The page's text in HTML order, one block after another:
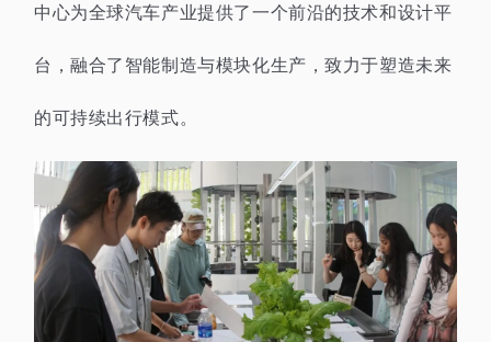
中心为全球汽车产业提供了一个前沿的技术和设计平
台，融合了智能制造与模块化生产，致力于塑造未来
的可持续出行模式。